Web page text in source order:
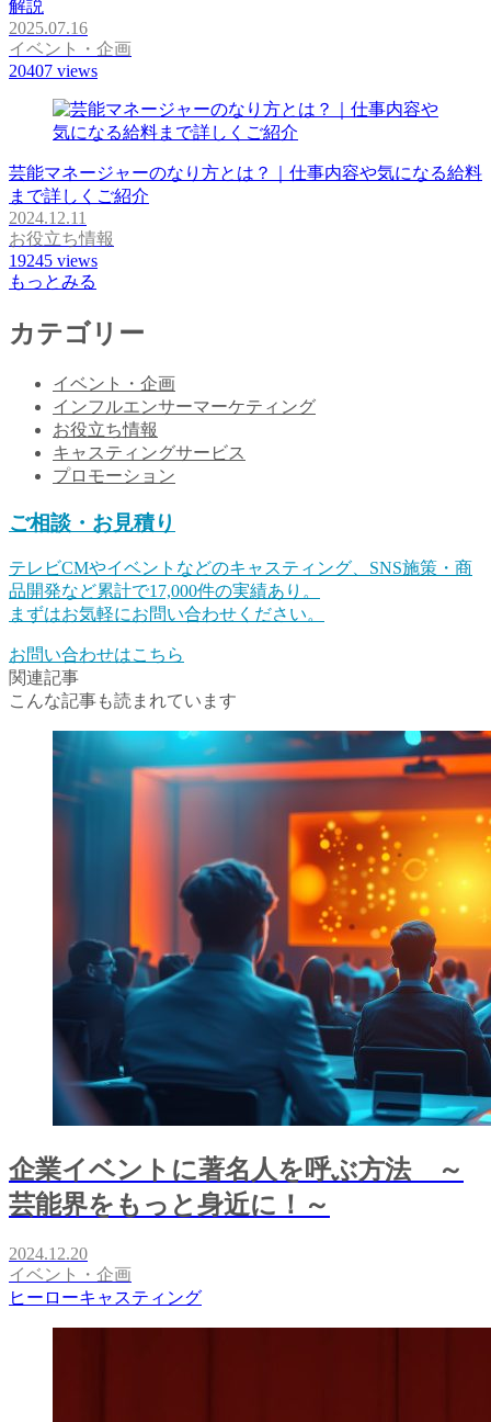
解説
2025.07.16
イベント・企画
20407 views
芸能マネージャーのなり方とは？｜仕事内容や気になる給料
まで詳しくご紹介
2024.12.11
お役立ち情報
19245 views
もっとみる
カテゴリー
イベント・企画
インフルエンサーマーケティング
お役立ち情報
キャスティングサービス
プロモーション
ご相談・お見積り
テレビCMやイベントなどのキャスティング、SNS施策・商
品開発など累計で17,000件の実績あり。
まずはお気軽にお問い合わせください。
お問い合わせはこちら
関連記事
こんな記事も読まれています
企業イベントに著名人を呼ぶ方法 ～
芸能界をもっと身近に！～
2024.12.20
イベント・企画
ヒーローキャスティング